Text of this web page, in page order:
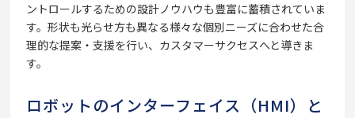
ントロールするための設計ノウハウも豊富に蓄積されていま
す。形状も光らせ方も異なる様々な個別ニーズに合わせた合
理的な提案・支援を行い、カスタマーサクセスへと導きま
す。
ロボットのインターフェイス（HMI）と